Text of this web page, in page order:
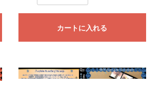
カートに入れる